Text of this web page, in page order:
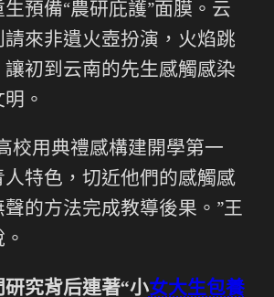
預備“農研庇護”面膜。云
請來非遺火壺扮演，火焰跳
初到云南的先生感觸感染
。
校用典禮感構建開學第一
人特色，切近他們的感觸感
的方法完成教導後果。”王
研究背后連著“小女大生包養